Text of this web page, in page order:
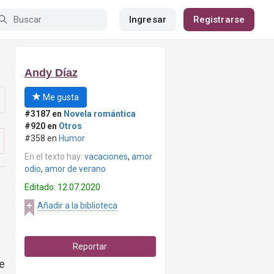
Ingresar Registrarse
Andy Díaz
Me gusta
#3187 en Novela romántica
#920 en Otros
#358 en Humor
En el texto hay: vacaciones, amor
odio, amor de verano
Editado: 12.07.2020
Añadir a la biblioteca
Reportar